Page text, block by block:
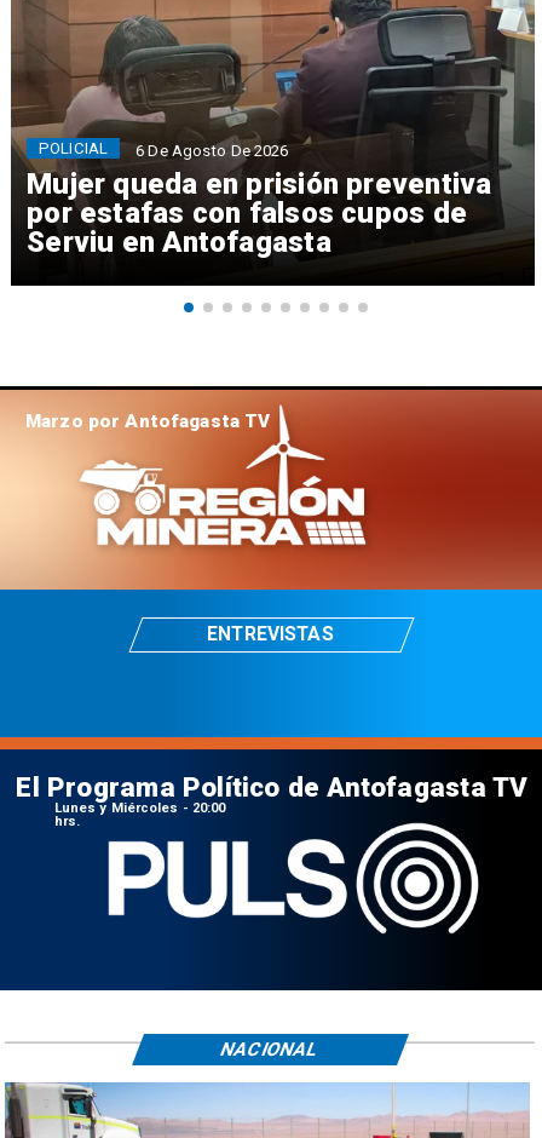
Mujer queda en prisión preventiva
por estafas con falsos cupos de
Serviu en Antofagasta
POLICIAL 6 De Agosto De 2026
Marzo por Antofagasta TV
ENTREVISTAS
El Programa Político de Antofagasta TV
Lunes y Miércoles - 20:00
hrs.
NACIONAL